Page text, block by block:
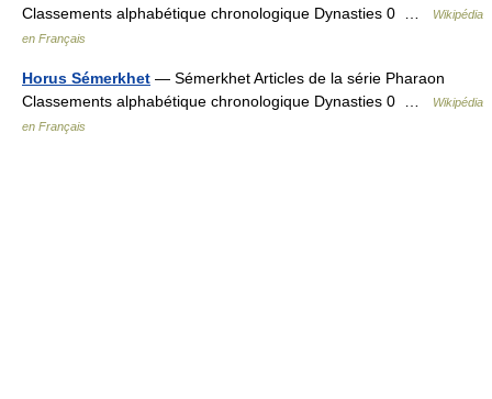
Classements alphabétique chronologique Dynasties 0 …
Wikipédia
en Français
Horus Sémerkhet — Sémerkhet Articles de la série Pharaon
Classements alphabétique chronologique Dynasties 0 …
Wikipédia
en Français